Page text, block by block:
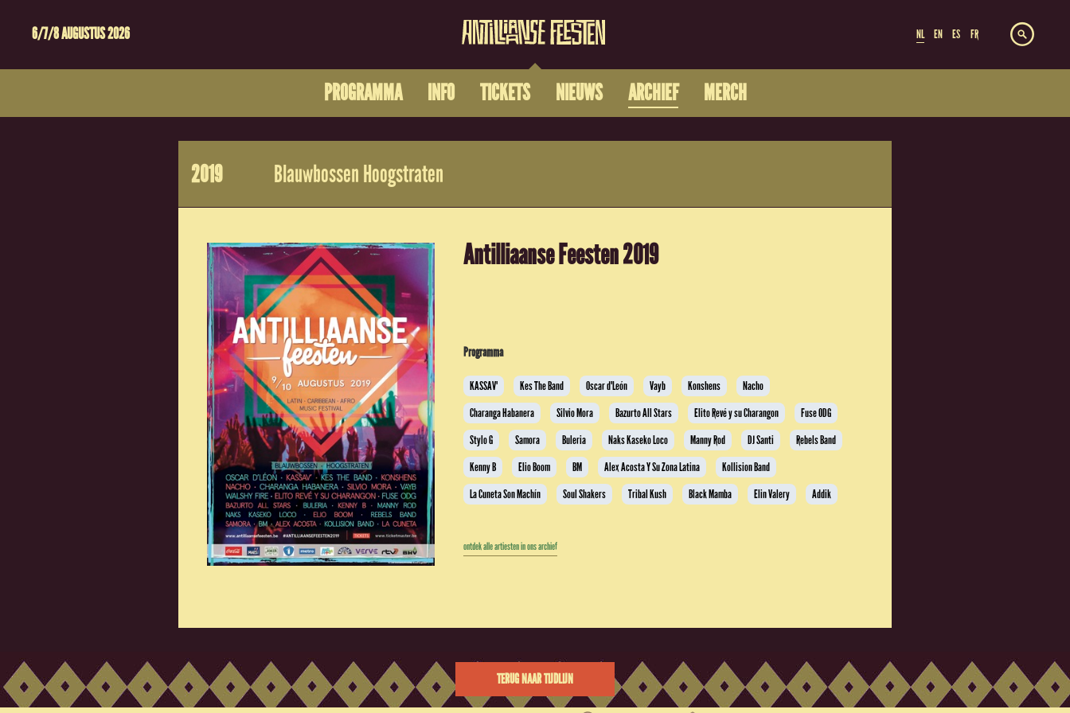
6/7/8 AUGUSTUS 2026 NL EN ES FR
PROGRAMMA INFO TICKETS NIEUWS ARCHIEF MERCH
2019 Blauwbossen Hoogstraten
Antilliaanse Feesten 2019
Programma
KASSAV' Kes The Band Oscar d'León Vayb Konshens
Nacho
Charanga Habanera
Silvio Mora Bazurto All Stars Elito Revé y su Charangon
Fuse ODG
Stylo G
Samora Buleria Naks Kaseko Loco Manny Rod DJ Santi
Rebels Band
Kenny B
Elio Boom BM Alex Acosta Y Su Zona Latina
Kollision Band
La Cuneta Son Machín
Soul Shakers Tribal Kush Black Mamba Elin Valery Addik
ontdek alle artiesten in ons archief
TERUG NAAR TIJDLIJN